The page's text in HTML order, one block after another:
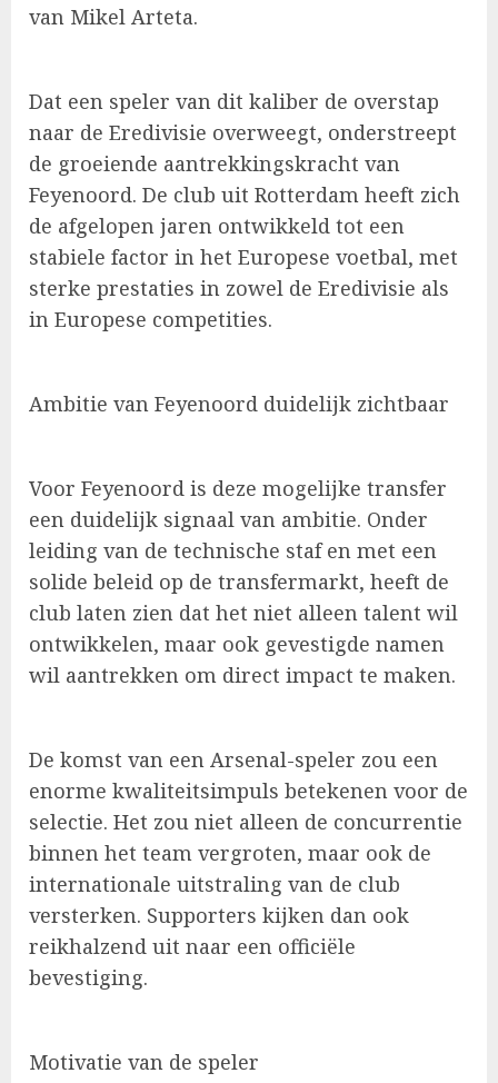
van Mikel Arteta.
Dat een speler van dit kaliber de overstap
naar de Eredivisie overweegt, onderstreept
de groeiende aantrekkingskracht van
Feyenoord. De club uit Rotterdam heeft zich
de afgelopen jaren ontwikkeld tot een
stabiele factor in het Europese voetbal, met
sterke prestaties in zowel de Eredivisie als
in Europese competities.
Ambitie van Feyenoord duidelijk zichtbaar
Voor Feyenoord is deze mogelijke transfer
een duidelijk signaal van ambitie. Onder
leiding van de technische staf en met een
solide beleid op de transfermarkt, heeft de
club laten zien dat het niet alleen talent wil
ontwikkelen, maar ook gevestigde namen
wil aantrekken om direct impact te maken.
De komst van een Arsenal-speler zou een
enorme kwaliteitsimpuls betekenen voor de
selectie. Het zou niet alleen de concurrentie
binnen het team vergroten, maar ook de
internationale uitstraling van de club
versterken. Supporters kijken dan ook
reikhalzend uit naar een officiële
bevestiging.
Motivatie van de speler